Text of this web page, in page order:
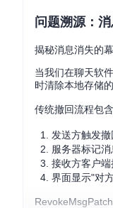
问题溯源：
揭秘消息消失的
当我们在聊天软
时清除本地存储
传统撤回流程包
发送方触发
服务器标记
接收方客户
界面显示"对